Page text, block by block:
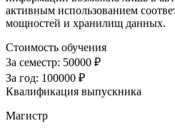
активным использованием
мощностей и хранилищ данных.
Стоимость обучения
За семестр: 50000 ₽
За год: 100000 ₽
Квалификация выпускника
Магистр